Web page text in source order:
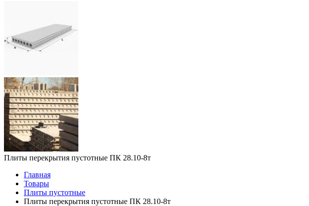
Плиты перекрытия пустотные ПК 28.10-8т
Главная
Товары
Плиты пустотные
Плиты перекрытия пустотные ПК 28.10-8т